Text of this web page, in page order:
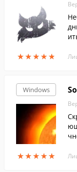
★★★★★
★★★★★
Windows
★★★★★
★★★★★
ы